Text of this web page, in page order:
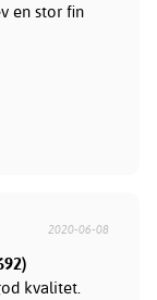
en stor fin
2020-06-08
kvalitet.